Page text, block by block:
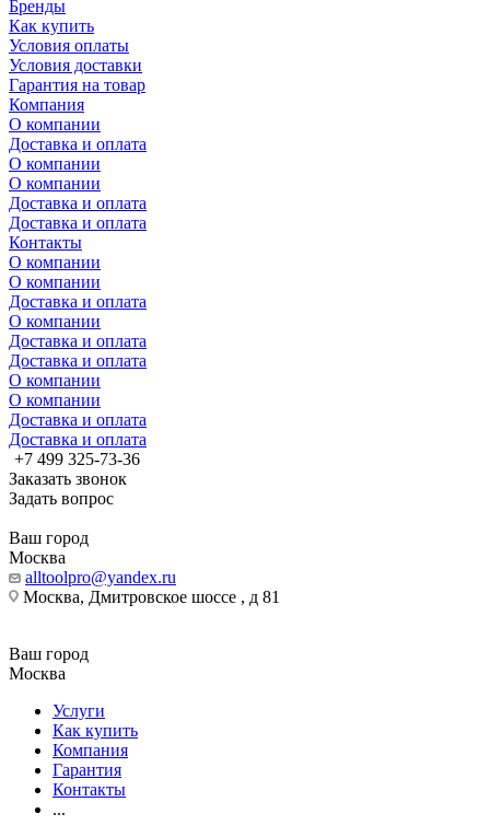
Бренды
Как купить
Условия оплаты
Условия доставки
Гарантия на товар
Компания
О компании
Доставка и оплата
О компании
О компании
Доставка и оплата
Доставка и оплата
Контакты
О компании
О компании
Доставка и оплата
О компании
Доставка и оплата
Доставка и оплата
О компании
О компании
Доставка и оплата
Доставка и оплата
+7 499 325-73-36
Заказать звонок
Задать вопрос
Ваш город
Москва
alltoolpro@yandex.ru
Москва, Дмитровское шоссе , д 81
Ваш город
Москва
Услуги
Как купить
Компания
Гарантия
Контакты
...